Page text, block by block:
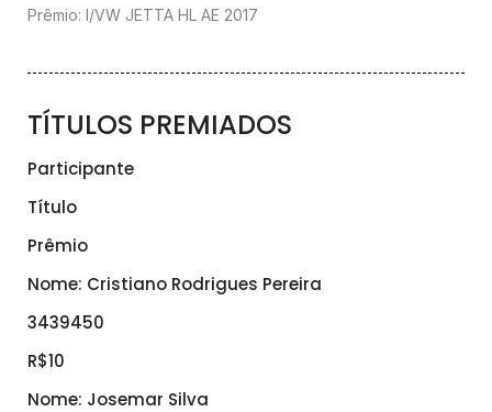
Prêmio: I/VW JETTA HL AE 2017
TÍTULOS PREMIADOS
Participante
Título
Prêmio
Nome: Cristiano Rodrigues Pereira
3439450
R$10
Nome: Josemar Silva